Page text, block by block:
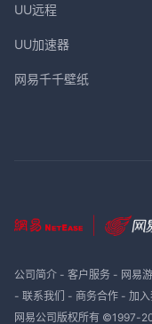
UU远程
UU加速器
网易千千壁纸
公司简介- 客户服务- 网易
- 联系我们 - 商务合作- 加入
网易公司版权所有 ©1997-